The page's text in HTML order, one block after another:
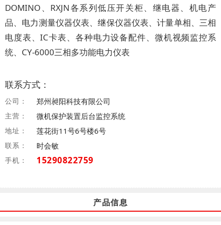
DOMINO、RXJN各系列低压开关柜、继电器、机电产
品、电力测量仪器仪表、继保仪器仪表、计量单相、三相
电度表、IC卡表、各种电力设备配件、微机视频监控系
统、CY-6000三相多功能电力仪表
联系方式：
公司： 郑州昶阳科技有限公司
主营： 微机保护装置后台监控系统
地址： 莲花街11号6号楼6号
联系： 时会敏
手机： 15290822759
产品信息